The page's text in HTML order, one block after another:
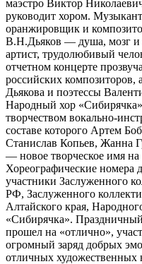
маэстро Виктор
руководит хором.
оранжировщик и
В.Н.Дьяков — душа, мозг и
артист, трудолюбивый
отчетном концерте
российских композиторов,
Дьякова и поэтессы
Народный хор
творчеством вокально-
составе которого Артем
Станислав Копьев, Жанна
— новое творческое имя на
Хореографические номера
участники Заслуженного
РФ, Заслуженного
Алтайского края,
«Сибирячка».
прошел на «отлично»,
огромный заряд добрых
отличных художественных